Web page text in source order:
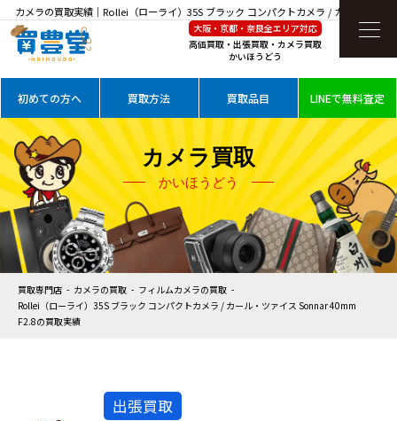
カメラの買取実績｜Rollei（ローライ）35S ブラック コンパクトカメラ / カール・ツァ
イス Sonnar 40mm F2.8を高価買取
大阪・京都・奈良全エリア対応
高価買取・出張買取・カメラ買取
かいほうどう
初めての方へ 買取方法 買取品目 LINEで無料査定
カメラ買取
かいほうどう
買取専門店 カメラの買取
フィルムカメラの買取
Rollei（ローライ）35S ブラック コンパクトカメラ / カール・ツァイス Sonnar 40mm
F2.8の買取実績
出張買取